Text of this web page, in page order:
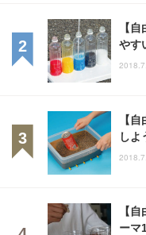
【
やす
【
しよ
【
ーマ